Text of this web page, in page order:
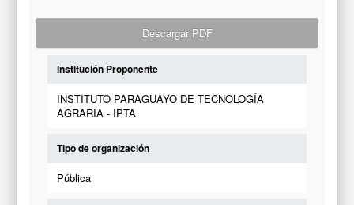
Descargar PDF
Institución Proponente
INSTITUTO PARAGUAYO DE TECNOLOGÍA
AGRARIA - IPTA
Tipo de organización
Pública